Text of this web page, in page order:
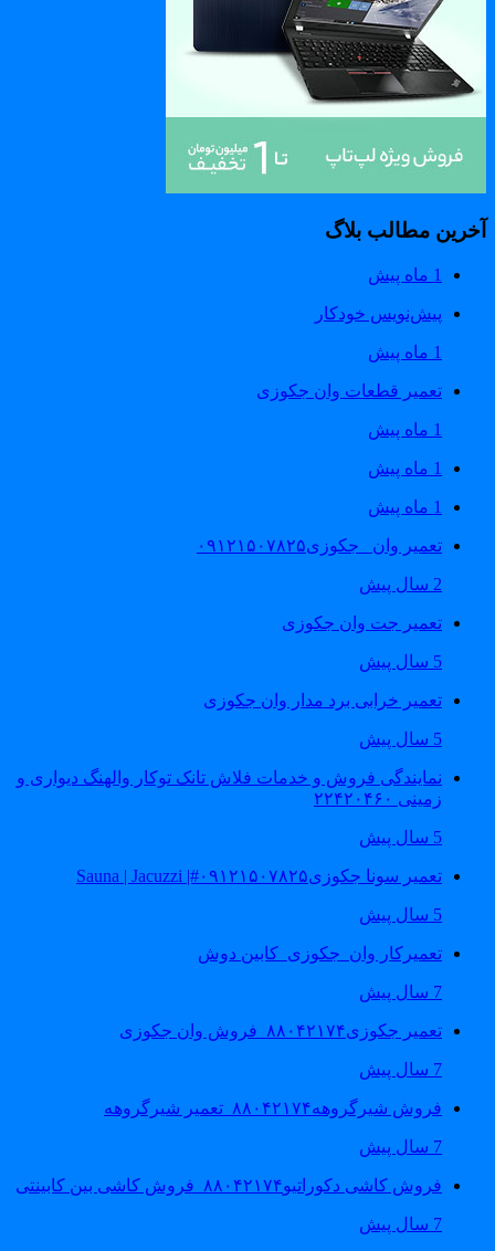
مطالب بلاگ
1 ماه پیش
پیش‌نویس خودکار
تعمیر قطعات وان جکوزی
1 ماه پیش
1 ماه پیش
تعمیر وان _جکوزی۰۹۱۲۱۵۰۷۸۲۵
تعمیر جت وان جکوزی
تعمیر خرابی برد مدار وان جکوزی
نمایندگی فروش و خدمات فلاش تانک توکار والهنگ دیواری و
زمینی ۲۲۴۲۰۴۶۰
تعمیر سونا جکوزی۰۹۱۲۱۵۰۷۸۲۵#| Sauna | Jacuzzi
تعمیرکار وان_جکوزی_کابین دوش
تعمیر جکوزی۸۸۰۴۲۱۷۴_فروش وان جکوزی
فروش شیرگروهه۸۸۰۴۲۱۷۴_تعمیر شیرگروهه
فروش کاشی دکوراتیو۸۸۰۴۲۱۷۴_فروش کاشی بین کابینتی